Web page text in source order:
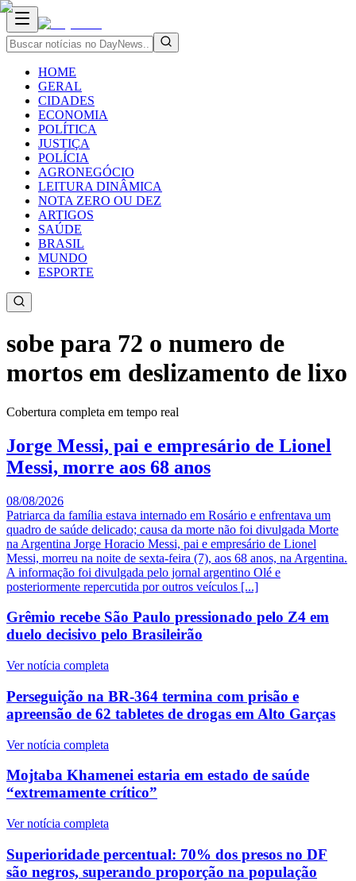
HOME
GERAL
CIDADES
ECONOMIA
POLÍTICA
JUSTIÇA
POLÍCIA
AGRONEGÓCIO
LEITURA DINÂMICA
NOTA ZERO OU DEZ
ARTIGOS
SAÚDE
BRASIL
MUNDO
ESPORTE
sobe para 72 o numero de
mortos em deslizamento de lixo
Cobertura completa em tempo real
Jorge Messi, pai e empresário de Lionel
Messi, morre aos 68 anos
08/08/2026
Patriarca da família estava internado em Rosário e enfrentava um
quadro de saúde delicado; causa da morte não foi divulgada Morte
na Argentina Jorge Horacio Messi, pai e empresário de Lionel
Messi, morreu na noite de sexta-feira (7), aos 68 anos, na Argentina.
A informação foi divulgada pelo jornal argentino Olé e
posteriormente repercutida por outros veículos [...]
Grêmio recebe São Paulo pressionado pelo Z4 em
duelo decisivo pelo Brasileirão
Ver notícia completa
Perseguição na BR-364 termina com prisão e
apreensão de 62 tabletes de drogas em Alto Garças
Ver notícia completa
Mojtaba Khamenei estaria em estado de saúde
“extremamente crítico”
Ver notícia completa
Superioridade percentual: 70% dos presos no DF
são negros, superando proporção na população